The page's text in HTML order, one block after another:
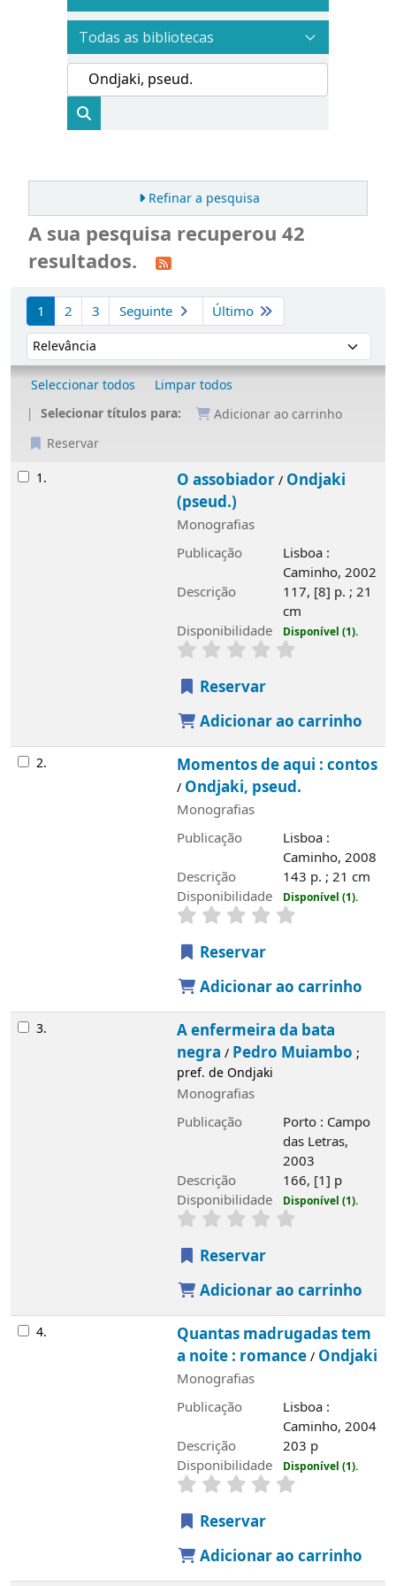
Refinar a pesquisa
A sua pesquisa recuperou 42
resultados.
Ordenar
1 2 3 Seguinte Último
Ordenar por:
Seleccionar todos
Limpar todos
Selecionar títulos para:
Adicionar ao carrinho
Reservar
Resultados
1. O assobiador/ Ondjaki
(pseud.)
Monografias
Publicação
Lisboa :
Caminho, 2002
Descrição
117, [8] p. ; 21
cm
Disponibilidade
Disponível (1).
Reservar
Adicionar ao carrinho
2. Momentos de aqui : contos
/ Ondjaki, pseud.
Monografias
Publicação
Lisboa :
Caminho, 2008
Descrição
143 p. ; 21 cm
Disponibilidade
Disponível (1).
Reservar
Adicionar ao carrinho
3.
A enfermeira da bata
negra / Pedro Muiambo ;
pref. de Ondjaki
Monografias
Publicação
Porto : Campo
das Letras,
2003
Descrição
166, [1] p
Disponibilidade
Disponível (1).
Reservar
Adicionar ao carrinho
4.
Quantas madrugadas tem
a noite : romance/ Ondjaki
Monografias
Publicação
Lisboa :
Caminho, 2004
Descrição
203 p
Disponibilidade
Disponível (1).
Reservar
Adicionar ao carrinho